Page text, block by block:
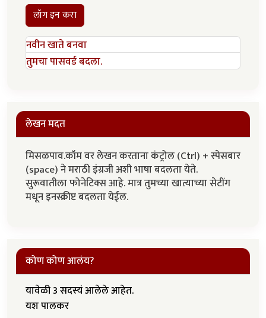
लॉग इन करा
नवीन खाते बनवा
तुमचा पासवर्ड बदला.
लेखन मदत
मिसळपाव.कॉम वर लेखन करताना कंट्रोल (Ctrl) + स्पेसबार
(space) ने मराठी इंग्रजी अशी भाषा बदलता येते.
सुरूवातीला फोनेटिक्स आहे. मात्र तुमच्या खात्याच्या सेटींग
मधून इनस्क्रीप्ट बदलता येईल.
कोण कोण आलंय?
यावेळी 3 सदस्यं आलेले आहेत.
यश पालकर